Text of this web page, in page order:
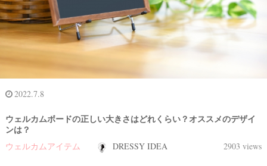
2022.7.8
ウェルカムボードの正しい大きさはどれくらい？オススメのデザイ
ンは？
ウェルカムアイテム DRESSY IDEA 2903 views